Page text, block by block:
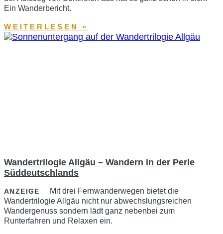
Ein Wanderbericht.
WEITERLESEN »
Wandertrilogie Allgäu – Wandern in der Perle
Süddeutschlands
ANZEIGE
Mit drei Fernwanderwegen bietet die
Wandertrilogie Allgäu nicht nur abwechslungsreichen
Wandergenuss sondern lädt ganz nebenbei zum
Runterfahren und Relaxen ein.